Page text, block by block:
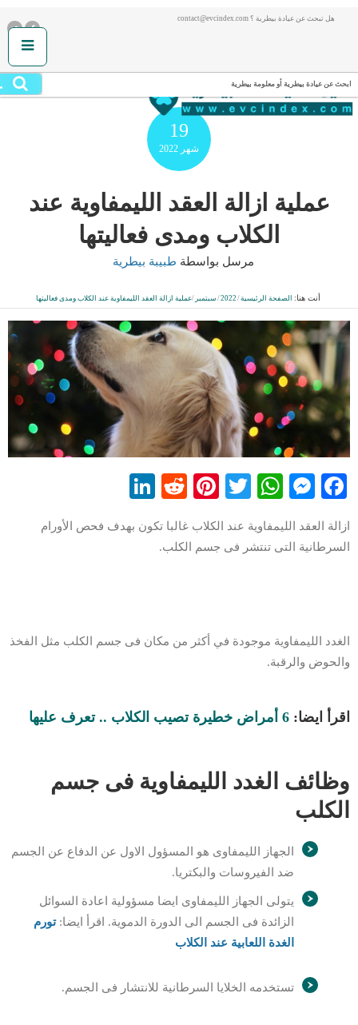
هل تبحث عن عيادة بيطرية ؟ contact@evcindex.com
ابحث عن عيادة بيطرية أو معلومة بيطرية
19
شهر 2022
عملية ازالة العقد الليمفاوية عند
الكلاب ومدى فعاليتها
مرسل بواسطة طبيبة بيطرية
أنت هنا: الصفحة الرئيسية/
2022
/ سبتمبر /عملية ازالة العقد الليمفاوية عند الكلاب ومدى فعاليتها
Facebook
Messenger
WhatsApp
Twitter
Pinterest
Reddit
ازالة العقد الليمفاوية عند الكلاب غالبا تكون بهدف فحص الأورام
السرطانية التى تنتشر فى جسم الكلب.
الغدد الليمفاوية موجودة في أكثر من مكان فى جسم الكلب مثل الفخذ
والحوض والرقبة.
اقرأ ايضا: 6 أمراض خطيرة تصيب الكلاب .. تعرف عليها
وظائف الغدد الليمفاوية فى جسم
الكلب
الجهاز الليمفاوى هو المسؤول الاول عن الدفاع عن الجسم
ضد الفيروسات والبكتريا.
يتولى الجهاز الليمفاوى ايضا مسؤولية اعادة السوائل
الزائدة فى الجسم الى الدورة الدموية. اقرأ ايضا:تورم
الغدة اللعابية عند الكلاب
تستخدمه الخلايا السرطانية للانتشار فى الجسم.